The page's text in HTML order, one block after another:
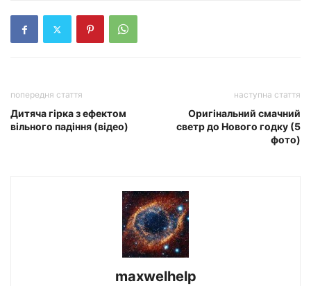
попередня стаття
Дитяча гірка з ефектом
вільного падіння (відео)
наступна стаття
Оригінальний смачний
светр до Нового годку (5
фото)
maxwelhelp